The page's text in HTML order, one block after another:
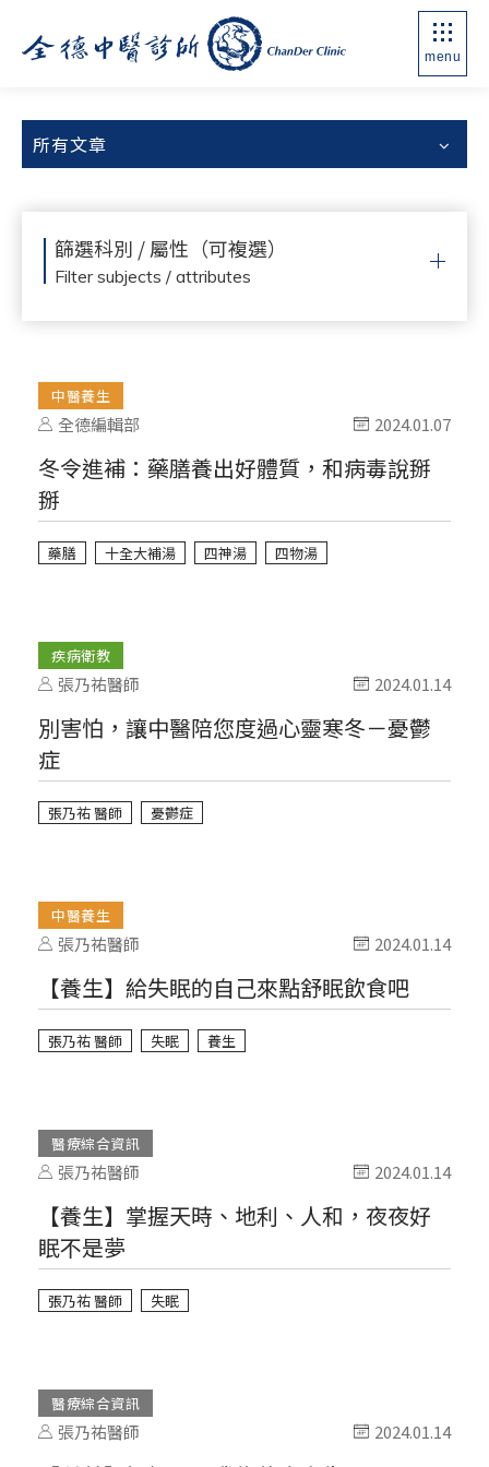
menu
所有文章
篩選科別 / 屬性（可複選）
Filter subjects / attributes
中醫養生
全德編輯部 2024.01.07
冬令進補：藥膳養出好體質，和病毒說掰
掰
藥膳 十全大補湯 四神湯 四物湯
疾病衛教
張乃祐醫師 2024.01.14
別害怕，讓中醫陪您度過心靈寒冬－憂鬱
症
張乃祐 醫師 憂鬱症
中醫養生
張乃祐醫師 2024.01.14
【養生】給失眠的自己來點舒眠飲食吧
張乃祐 醫師 失眠 養生
醫療綜合資訊
張乃祐醫師 2024.01.14
【養生】掌握天時、地利、人和，夜夜好
眠不是夢
張乃祐 醫師 失眠
醫療綜合資訊
張乃祐醫師 2024.01.14